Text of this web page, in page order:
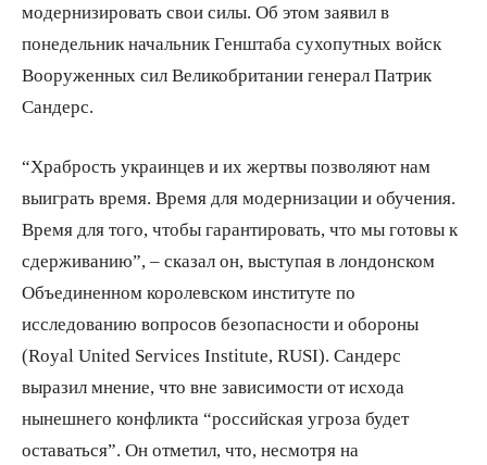
модернизировать свои силы. Об этом заявил в
понедельник начальник Генштаба сухопутных войск
Вооруженных сил Великобритании генерал Патрик
Сандерс.
“Храбрость украинцев и их жертвы позволяют нам
выиграть время. Время для модернизации и обучения.
Время для того, чтобы гарантировать, что мы готовы к
сдерживанию”, – сказал он, выступая в лондонском
Объединенном королевском институте по
исследованию вопросов безопасности и обороны
(Royal United Services Institute, RUSI). Сандерс
выразил мнение, что вне зависимости от исхода
нынешнего конфликта “российская угроза будет
оставаться”. Он отметил, что, несмотря на